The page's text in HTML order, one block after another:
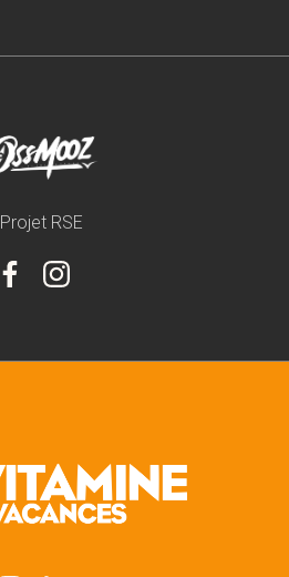
Projet RSE